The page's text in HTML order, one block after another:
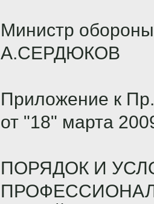
Министр
А.СЕРДЮКОВ
Приложение к
от "18" марта
ПОРЯДОК И